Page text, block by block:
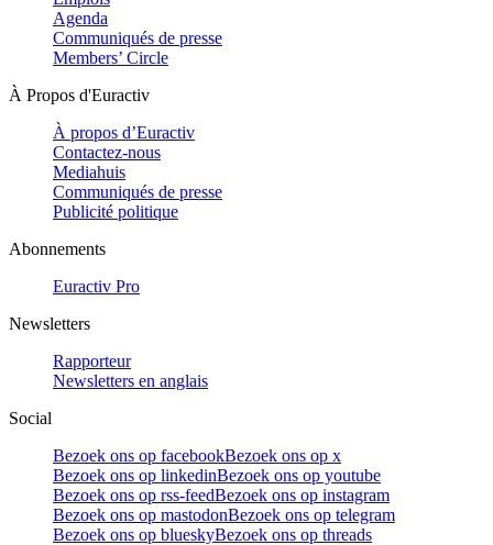
Agenda
Communiqués de presse
Members’ Circle
À Propos d'Euractiv
À propos d’Euractiv
Contactez-nous
Mediahuis
Communiqués de presse
Publicité politique
Abonnements
Euractiv Pro
Newsletters
Rapporteur
Newsletters en anglais
Social
Bezoek ons op facebookBezoek ons op x
Bezoek ons op linkedinBezoek ons op youtube
Bezoek ons op rss-feedBezoek ons op instagram
Bezoek ons op mastodonBezoek ons op telegram
Bezoek ons op blueskyBezoek ons op threads